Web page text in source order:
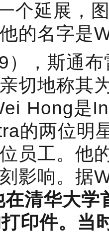
个延展，
的名字是
9），斯通
切地称其
Hong是
的两位明
员工。他
影响。据
清华大学
印件。当